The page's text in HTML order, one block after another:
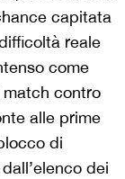
capitata
reale
come
match contro
alle prime
di
dei